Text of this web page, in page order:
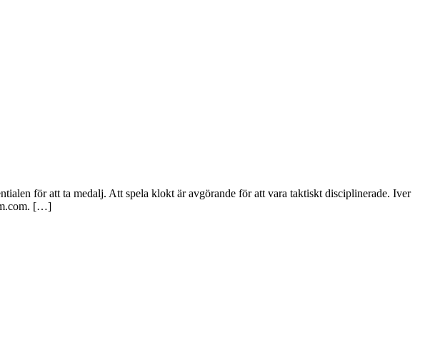
för att ta medalj. Att spela klokt är avgörande för att vara taktiskt disciplinerade. Iver
[…]